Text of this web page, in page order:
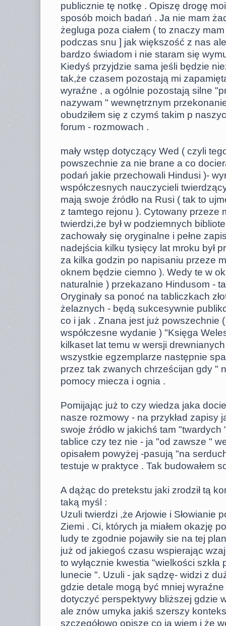
publicznie tę notkę . Opiszę drogę
sposób moich badań . Ja nie mam
żegluga poza ciałem ( to znaczy
podczas snu ] jak większość z nas
bardzo świadom i nie staram się
Kiedyś przyjdzie sama jeśli będzie
tak,że czasem pozostają mi
wyraźne , a ogólnie pozostają silne
nazywam " wewnętrznym
obudziłem się z czymś takim p
forum - rozmowach .
mały wstęp dotyczący Wed ( czyli
powszechnie za nie brane a co
podań jakie przechowali Hindusi )-
współczesnych nauczycieli
mają swoje źródło na Rusi ( tak to
z tamtego rejonu ). Cytowany przeze
twierdzi,że był w podziemnych
zachowały się oryginalne i pełne
nadejścia kilku tysięcy lat mroku był
za kilka godzin po napisaniu przeze
oknem będzie ciemno ). Wedy te w
naturalnie ) przekazano Hindusom -
Oryginały sa ponoć na tabliczkach
żelaznych - będą sukcesywnie
co i jak . Znana jest już powszechnie
współczesne wydanie ) "Księga
kilkaset lat temu w wersji
wszystkie egzemplarze następnie
przez tak zwanych chrześcijan gdy "
pomocy miecza i ognia .
Pomijając już to czy wiedza jaka
nasze rozmowy - na przykład zapisy
swoje źródło w jakichś tam
tablice czy tez nie - ja "od zawsze "
opisałem powyżej -pasują "na
testuje w praktyce . Tak budowałem
A dążąc do pretekstu jaki zrodził tą
taką myśl :
Uzuli twierdzi ,że Arjowie i Słowianie
Ziemi . Ci, których ja miałem okazję
ludy te zgodnie pojawiły sie na tej
już od jakiegoś czasu wspierając
to wyłącznie kwestia "wielkości
lunecie ". Uzuli - jak sądzę- widzi z
gdzie detale mogą być mniej
dotyczyć perspektywy bliższej gdzie
ale znów umyka jakiś szerszy
szczegółowo opiszę co ja wiem i że